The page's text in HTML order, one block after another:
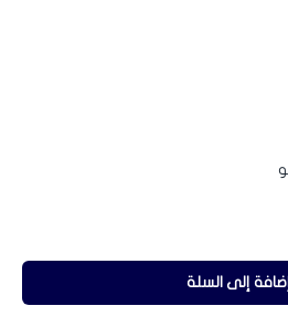
إضافة إلى السلة